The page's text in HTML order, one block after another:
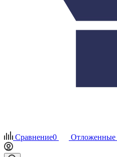
Сравнение0 Отложенные